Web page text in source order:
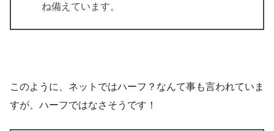
ね備えています。
このように、ネットではハーフ？なんて事も言われていま
すが、ハーフではなさそうです！